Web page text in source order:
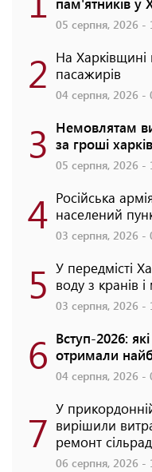
05 серпня, 2026 -
2 На Харківщині
пасажирів
04 серпня, 2026 -
3 Немовлятам
за гроші
05 серпня, 2026 -
4 Російська
населений
03 серпня, 2026 -
5 У передмісті
воду з кранів
03 серпня, 2026 -
6 Вступ-2026:
отримали
04 серпня, 2026 -
7 У
вирішили
ремонт
06 серпня, 2026 -